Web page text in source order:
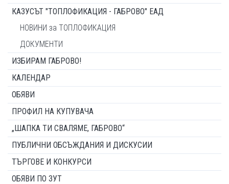
КАЗУСЪТ "ТОПЛОФИКАЦИЯ - ГАБРОВО" ЕАД
НОВИНИ за ТОПЛОФИКАЦИЯ
ДОКУМЕНТИ
ИЗБИРАМ ГАБРОВО!
КАЛЕНДАР
ОБЯВИ
ПРОФИЛ НА КУПУВАЧА
„ШАПКА ТИ СВАЛЯМЕ, ГАБРОВО“
ПУБЛИЧНИ ОБСЪЖДАНИЯ И ДИСКУСИИ
ТЪРГОВЕ И КОНКУРСИ
ОБЯВИ ПО ЗУТ